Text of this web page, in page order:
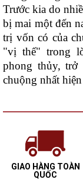
Trước kia do
bị mai một đến
trị vốn có của
"vị thế" trong
phong thủy, trở
chuộng nhất
GIAO HÀNG TOÀN
QUỐC